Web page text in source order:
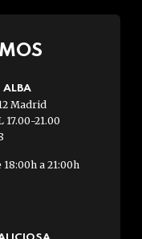
ALBA
Madrid
17.00-21.00
a 21:00h